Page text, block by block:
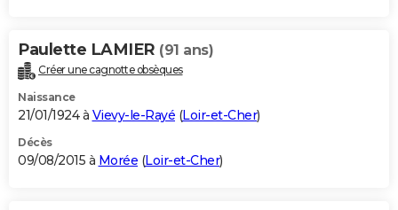
Paulette LAMIER (91 ans)
Créer une cagnotte obsèques
Naissance
21/01/1924 à Vievy-le-Rayé (Loir-et-Cher)
Décès
09/08/2015 à Morée (Loir-et-Cher)